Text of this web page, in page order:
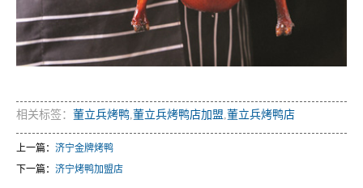
相关标签： 董立兵烤鸭 董立兵烤鸭店加盟 董立兵烤鸭店
上一篇： 济宁金牌烤鸭
下一篇： 济宁烤鸭加盟店